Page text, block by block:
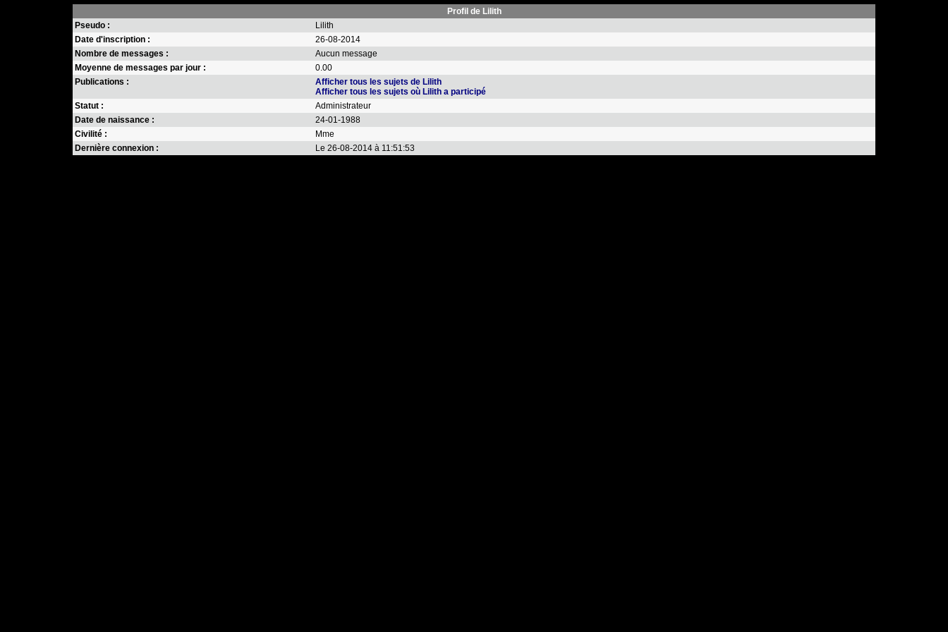
Profil de Lilith
Pseudo :
Lilith
Date d'inscription :
26-08-2014
Nombre de messages :
Aucun message
Moyenne de messages par jour :
0.00
Publications :
Afficher tous les sujets de Lilith
Afficher tous les sujets où Lilith a participé
Statut :
Administrateur
Date de naissance :
24-01-1988
Civilité :
Mme
Dernière connexion :
Le 26-08-2014 à 11:51:53